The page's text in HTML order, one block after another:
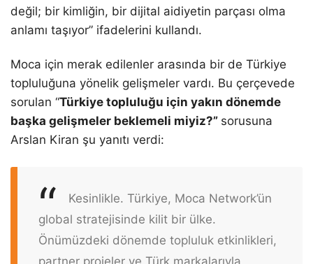
değil; bir kimliğin, bir dijital aidiyetin parçası olma
anlamı taşıyor” ifadelerini kullandı.
Moca için merak edilenler arasında bir de Türkiye
topluluğuna yönelik gelişmeler vardı. Bu çerçevede
sorulan “Türkiye topluluğu için yakın dönemde
başka gelişmeler beklemeli miyiz?” sorusuna
Arslan Kiran şu yanıtı verdi:
Kesinlikle. Türkiye, Moca Network’ün
global stratejisinde kilit bir ülke.
Önümüzdeki dönemde topluluk etkinlikleri,